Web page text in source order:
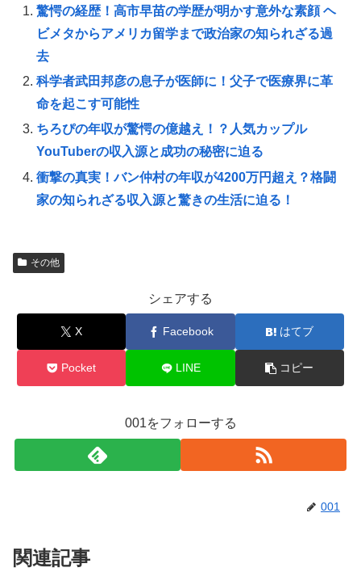
驚愕の経歴！高市早苗の学歴が明かす意外な素顔 ヘ
ビメタからアメリカ留学まで政治家の知られざる過
去
科学者武田邦彦の息子が医師に！父子で医療界に革
命を起こす可能性
ちろぴの年収が驚愕の億越え！？人気カップル
YouTuberの収入源と成功の秘密に迫る
衝撃の真実！バン仲村の年収が4200万円超え？格闘
家の知られざる収入源と驚きの生活に迫る！
その他
シェアする
X Facebook はてブ
Pocket LINE コピー
001をフォローする
001
関連記事